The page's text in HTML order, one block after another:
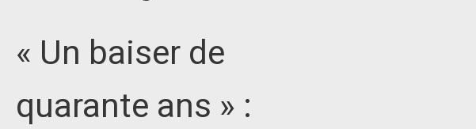
« Un baiser de
quarante ans » :